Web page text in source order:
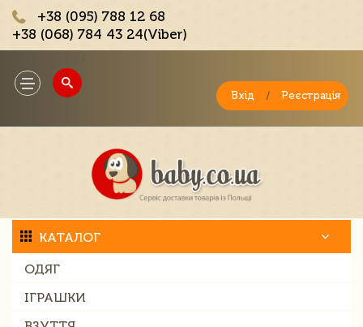
+38 (095) 788 12 68
+38 (068) 784 43 24(Viber)
Toggle
navigation
Вхід / Реєстрація
КАТАЛОГ
ОДЯГ
ІГРАШКИ